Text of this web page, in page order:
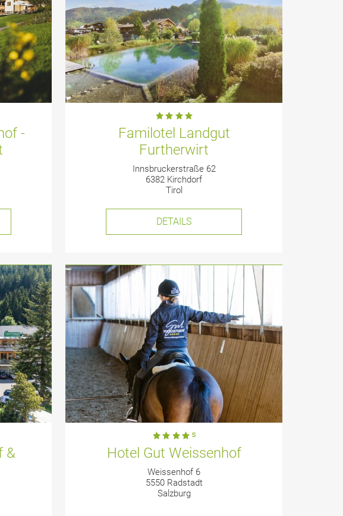
-
Familotel Landgut
Furtherwirt
Innsbruckerstraße 62
6382 Kirchdorf
Tirol
DETAILS
&
Hotel Gut Weissenhof
Weissenhof 6
5550 Radstadt
Salzburg